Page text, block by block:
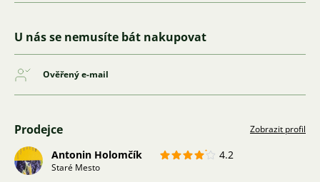
U nás se nemusíte bát nakupovat
Ověřený e-mail
Prodejce Zobrazit profil
Antonin Holomčík 4.2
Staré Mesto